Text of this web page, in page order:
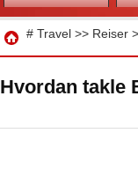
Reise
# Travel >> Reiser
Hvordan takle